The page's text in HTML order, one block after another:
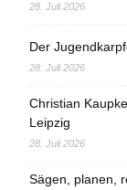
28. Juli 2026
Der
28. Juli 2026
Christian
Leipzig
28. Juli 2026
Sägen, planen,